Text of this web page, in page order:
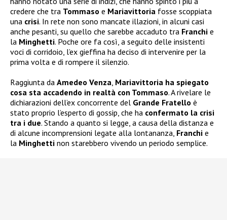
credere che tra Tommaso e Mariavittoria fosse scoppiata
una crisi. In rete non sono mancate illazioni, in alcuni casi
anche pesanti, su quello che sarebbe accaduto tra Franchi e
la Minghetti. Poche ore fa così, a seguito delle insistenti
voci di corridoio, l’ex gieffina ha deciso di intervenire per la
prima volta e di rompere il silenzio.
Raggiunta da Amedeo Venza Mariavittoria ha spiegato
cosa sta accadendo in realtà con Tommaso. A rivelare le
dichiarazioni dell’ex concorrente del Grande Fratello è
stato proprio l’esperto di gossip, che ha confermato la crisi
tra i due. Stando a quanto si legge, a causa della distanza e
di alcune incomprensioni legate alla lontananza, Franchi e
la Minghetti non starebbero vivendo un periodo semplice.